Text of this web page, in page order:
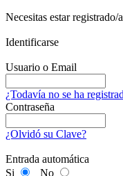
Necesitas estar
Identificarse
Usuario o Email
¿Todavía no se ha
Contraseña
¿Olvidó su Clave?
Entrada automática
Si
No